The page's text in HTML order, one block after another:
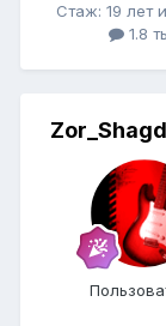
Стаж: 19 лет
1.8